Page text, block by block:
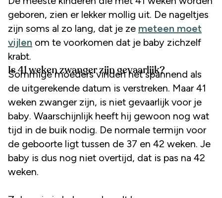
geboren, zien er lekker mollig uit. De nageltjes
zijn soms al zo lang, dat je ze meteen moet
vijlen om te voorkomen dat je baby zichzelf
krabt.
Is 41 weken zwanger zijn gevaarlijk?
Sommige moeders vinden het spannend als
de uitgerekende datum is verstreken. Maar 41
weken zwanger zijn, is niet gevaarlijk voor je
baby. Waarschijnlijk heeft hij gewoon nog wat
tijd in de buik nodig. De normale termijn voor
de geboorte ligt tussen de 37 en 42 weken. Je
baby is dus nog niet overtijd, dat is pas na 42
weken.